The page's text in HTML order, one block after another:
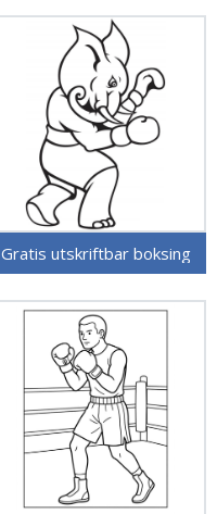
Gratis utskriftbar boksing